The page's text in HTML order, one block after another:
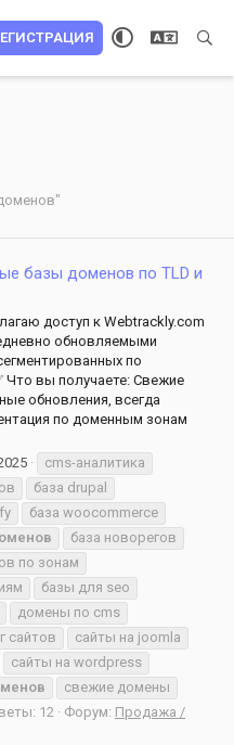
базы доменов по TLD и
доступ к Webtrackly.com
обновляемыми
по
Что вы получаете: Свежие
обновления, всегда
по доменным зонам
cms-аналитика
база drupal
база woocommerce
база новорегов
по зонам
базы для seo
домены по cms
сайтов
сайты на joomla
сайты на wordpress
свежие домены
12 Форум: Продажа /